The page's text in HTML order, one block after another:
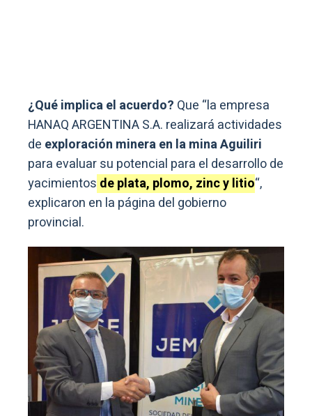
¿Qué implica el acuerdo? Que “la empresa
HANAQ ARGENTINA S.A. realizará actividades
de exploración minera en la mina Aguiliri
para evaluar su potencial para el desarrollo de
yacimientos de plata, plomo, zinc y litio“,
explicaron en la página del gobierno
provincial.